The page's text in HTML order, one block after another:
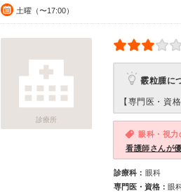
土曜（〜17:00）
診療所
霰粒腫に
【専門医・資格
眼科・視力
看護師さんが
診療科： 眼科
専門医・資格： 眼